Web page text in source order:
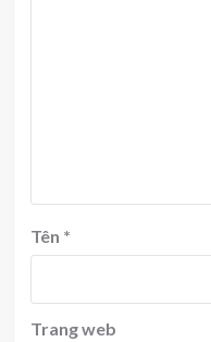
Tên *
Trang web